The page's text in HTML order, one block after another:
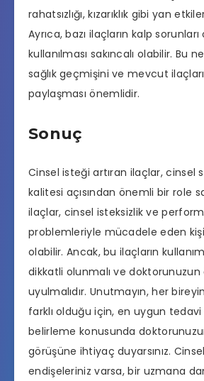
rahatsızlığı, kızarıklık gibi yan
Ayrıca, bazı ilaçların kalp
kullanılması sakıncalı olabilir. Bu
sağlık geçmişini ve mevcut
paylaşması önemlidir.
Sonuç
Cinsel isteği artıran ilaçlar, cinsel
kalitesi açısından önemli bir role
ilaçlar, cinsel isteksizlik ve
problemleriyle mücadele eden
olabilir. Ancak, bu ilaçların
dikkatli olunmalı ve doktorunuzun
uyulmalıdır. Unutmayın, her
farklı olduğu için, en uygun
belirleme konusunda
görüşüne ihtiyaç duyarsınız.
endişeleriniz varsa, bir uzmana